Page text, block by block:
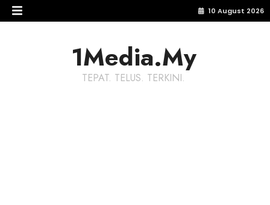
10 August 2026
1Media.My
TEPAT. TELUS. TERKINI.